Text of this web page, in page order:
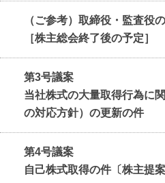
（ご参考）取締役・監査役
［株主総会終了後の予定］
第3号議案
当社株式の大量取得行為に
の対応方針）の更新の件
第4号議案
自己株式取得の件〔株主提案